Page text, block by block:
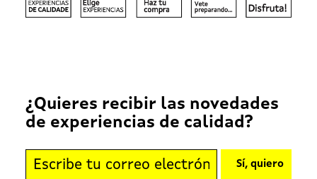
¿Quieres recibir las novedades
de experiencias de calidad?
Sí, quiero